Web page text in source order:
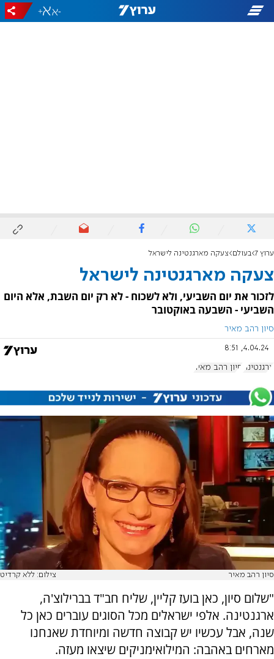
-
+
ערוץ 7 בעולם צעקה מארגנטינה לישראל
צעקה מארגנטינה לישראל
לזכור את יום השביעי, ולא לשכוח - לא רק יום השבת, אלא היום
השביעי - השבעה באוקטובר
סיון רהב מאיר
4.04.24, 8:51
ארגנטינה סיון רהב מאיר
סיון רהב מאיר צילום: ללא קרדיט
"שלום סיון, כאן בועז קליין, שליח חב"ד בברילוצ'ה,
ארגנטינה. אלפי ישראלים מכל הסוגים עוברים כאן כל
שנה, אבל עכשיו יש קבוצה חדשה ומיוחדת שאנחנו
מארחים באהבה: המילואימניקים שיצאו מעזה.